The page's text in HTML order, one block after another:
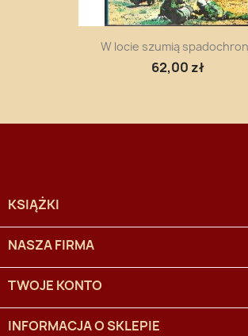
W locie szumią
62,00 zł
KSIĄŻKI
NASZA FIRMA
TWOJE KONTO
INFORMACJA O SKLEPIE